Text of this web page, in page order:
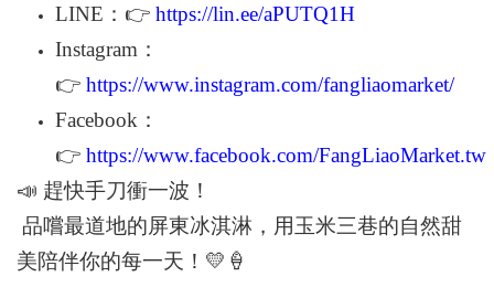
LINE ： 👉 https://lin.ee/aPUTQ1H
Instagram ：
👉 https://www.instagram.com/fangliaomarket/
Facebook ：
👉 https://www.facebook.com/FangLiaoMarket.tw
📣 趕快手刀衝一波！
品嚐最道地的屏東冰淇淋，用玉米三巷的自然甜
美陪伴你的每一天！ 💛🍦